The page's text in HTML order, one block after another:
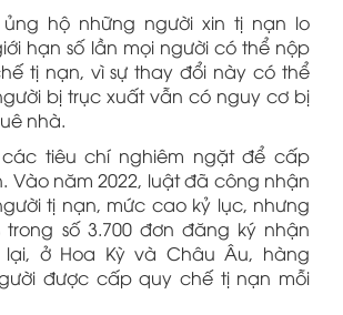
ủng hộ những người xin tị nạn lo
hạn số lần mọi người có thể nộp
tị nạn, vì sự thay đổi này có thể
bị trục xuất vẫn có nguy cơ bị
nhà.
tiêu chí nghiêm ngặt để cấp
Vào năm 2022, luật đã công nhận
tị nạn, mức cao kỷ lục, nhưng
trong số 3.700 đơn đăng ký nhận
ở Hoa Kỳ và Châu Âu, hàng
được cấp quy chế tị nạn mỗi